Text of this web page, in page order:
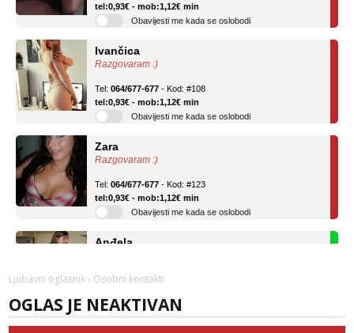
Obavijesti me kada se oslobodi
Razgovaram :)
tel:0,93€ - mob:1,12€ min
Obavijesti me kada se oslobodi
Razgovaram :)
tel:0,93€ - mob:1,12€ min
Obavijesti me kada se oslobodi
Čekam tvoj poziv!
tel:0,93€ - mob:1,12€ min
Kristina
Razgovaram :)
Ljubavni oglasnik › Osobni kontakti
OGLAS JE NEAKTIVAN